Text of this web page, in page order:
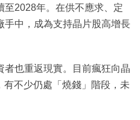
至2028年。在供不應求、定
手中，成為支持晶片股高增長
者也重返現實。目前瘋狂向晶
有不少仍處「燒錢」階段，未